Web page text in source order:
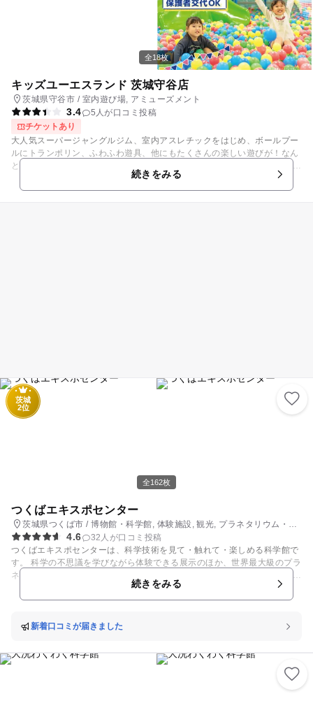
全18枚
キッズユーエスランド 茨城守谷店
茨城県守谷市 / 室内遊び場, アミューズメント
3.4
5人が口コミ投稿
チケットあり
大人気スーパージャングルジム、室内アスレチックをはじめ、ボールプー
ルにトランポリン、ふわふわ遊具、他にもたくさんの楽しい遊びが！なん
と、入場後は設置ゲーム機もフリープレイで何度でも遊べる！ 親子の絆を
育む室内遊園地キッズユーエスランドは、家族で楽しく遊び、くつろぎ、
そしてかけがえのない家族の思い出を残せる室内遊び場です。 遊び放題プ
続きをみる
全162枚
茨城
2位
つくばエキスポセンター
茨城県つくば市 / 博物館・科学館, 体験施設, 観光, プラネタリウム・天
文台
4.6
32人が口コミ投稿
つくばエキスポセンターは、科学技術を見て・触れて・楽しめる科学館で
す。 科学の不思議を学びながら体験できる展示のほか、世界最大級のプラ
ネタリウムでは大迫力の映像と美しい星空の世界が楽しめます。 そのほ
か、サイエンスショーや科学教室、天体観望会、企画展などご家族みなさ
まで楽しめるイベントが盛りだくさんです。 様々なイベントから新しい発
続きをみる
新着口コミが届きました